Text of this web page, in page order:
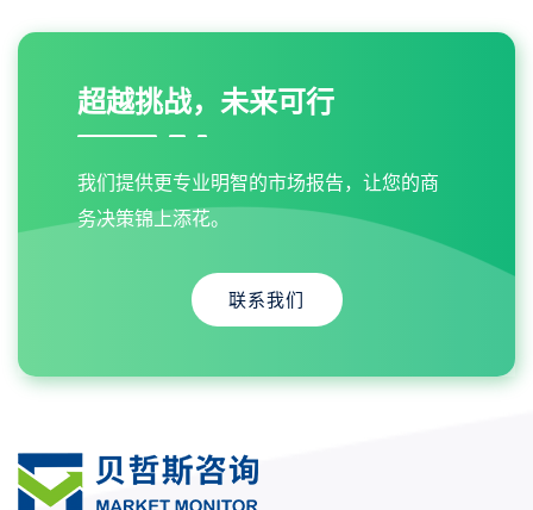
超越挑战，未来可行
我们提供更专业明智的市场报告，让您的商
务决策锦上添花。
联系我们